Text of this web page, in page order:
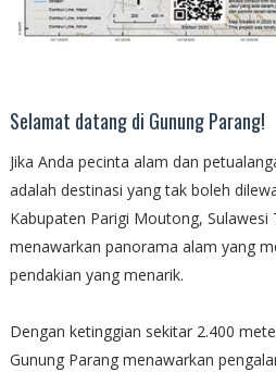
Selamat datang di Gunung Parang!
Jika Anda pecinta alam dan
adalah destinasi yang tak boleh
Kabupaten Parigi Moutong, Sulawesi
menawarkan panorama alam yang
pendakian yang menarik.
Dengan ketinggian sekitar 2.400
Gunung Parang menawarkan